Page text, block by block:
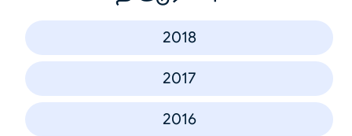
2018
2017
2016